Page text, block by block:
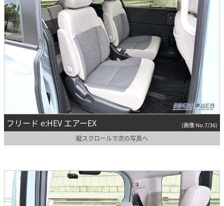
フリード e:HEV エアーEX (画像 No.7/36)
縦スクロールで次の写真へ